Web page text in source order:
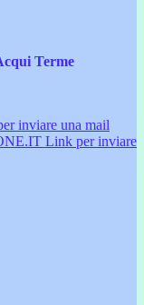
Terme
inviare una mail
Link per inviare